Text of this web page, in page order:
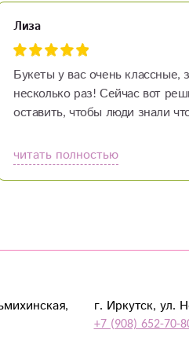
Лиза
Букеты у вас очень классные,
несколько раз! Сейчас вот
оставить, чтобы люди знали
побольше клиентов!
читать полностью
г. Иркутск, ул.
+7 (908) 652-70-